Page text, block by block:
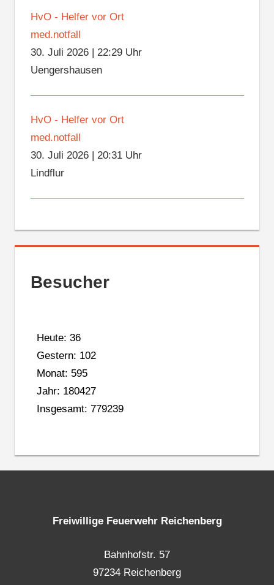
HvO - Helfer vor Ort
med.notfall
30. Juli 2026| 22:29 Uhr
Uengershausen
HvO - Helfer vor Ort
med.notfall
30. Juli 2026| 20:31 Uhr
Lindflur
Besucher
Heute: 36
Gestern: 102
Monat: 595
Jahr: 180427
Insgesamt: 779239
Freiwillige Feuerwehr Reichenberg
Bahnhofstr. 57
97234 Reichenberg